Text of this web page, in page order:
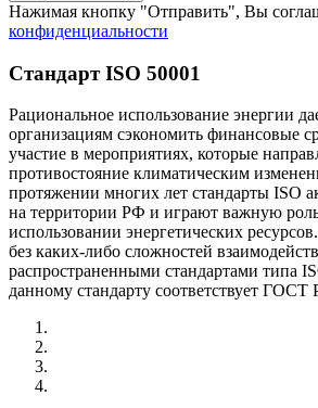
Нажимая кнопку "Отправить", Вы
конфиденциальности
Стандарт ISO 50001
Рациональное использование энергии
организациям сэкономить финансовые
участие в мероприятиях, которые
противостояние климатическим
протяжении многих лет стандарты ISO
на территории РФ и играют важную
использовании энергетических
без каких-либо сложностей
распространенными стандартами типа
данному стандарту соответствует